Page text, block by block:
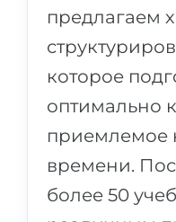
предлагаем
которое
оптимально
приемлемое
времени.
более 50